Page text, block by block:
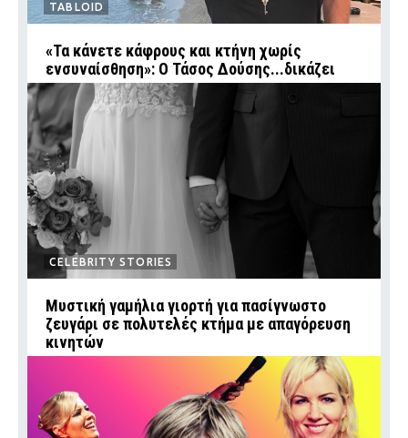
TABLOID
«Τα κάνετε κάφρους και κτήνη χωρίς
ενσυναίσθηση»: Ο Τάσος Δούσης...δικάζει
CELEBRITY STORIES
Μυστική γαμήλια γιορτή για πασίγνωστο
ζευγάρι σε πολυτελές κτήμα με απαγόρευση
κινητών